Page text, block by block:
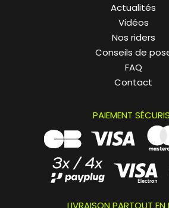
Actualités
Vidéos
Nos riders
Conseils de
FAQ
Contact
PAIEMENT
LIVRAISON PARTOUT EN